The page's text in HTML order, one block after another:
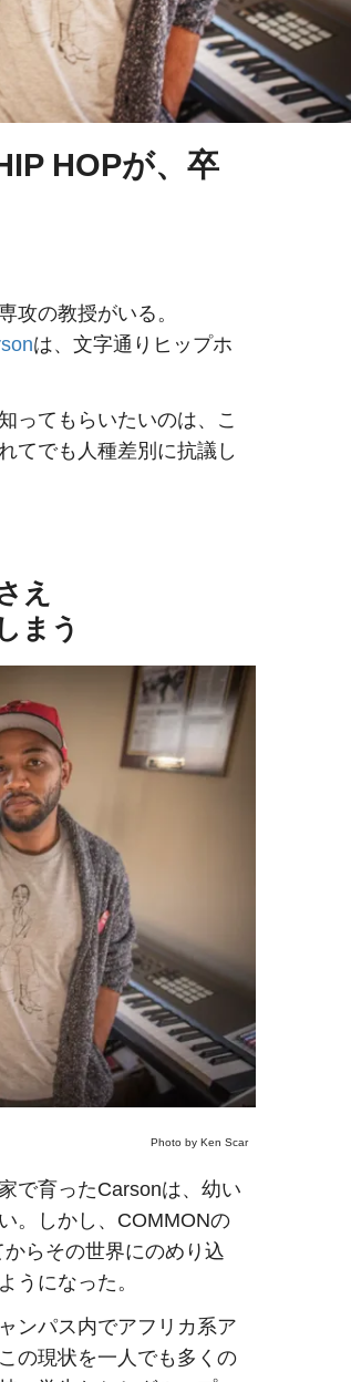
HOPが、卒
攻の教授がいる。
は、文字通りヒップホ
ってもらいたいのは、こ
てでも人種差別に抗議し
え
まう
Photo by Ken Scar
で育ったCarsonは、幼い
。しかし、COMMONの
からその世界にのめり込
うになった。
ンパス内でアフリカ系ア
の現状を一人でも多くの